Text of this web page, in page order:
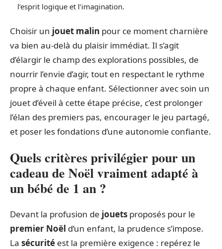
l’esprit logique et l’imagination.
Choisir un jouet malin pour ce moment charnière
va bien au-delà du plaisir immédiat. Il s’agit
d’élargir le champ des explorations possibles, de
nourrir l’envie d’agir, tout en respectant le rythme
propre à chaque enfant. Sélectionner avec soin un
jouet d’éveil à cette étape précise, c’est prolonger
l’élan des premiers pas, encourager le jeu partagé,
et poser les fondations d’une autonomie confiante.
Quels critères privilégier pour un
cadeau de Noël vraiment adapté à
un bébé de 1 an ?
Devant la profusion de jouets proposés pour le
premier Noël d’un enfant, la prudence s’impose.
La sécurité est la première exigence : repérez le